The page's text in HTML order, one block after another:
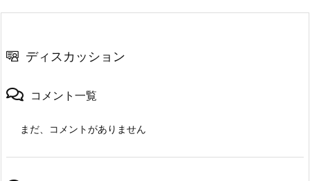
ディスカッション
コメント一覧
まだ、コメントがありません